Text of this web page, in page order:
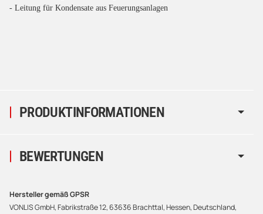
PRODUKTINFORMATIONEN
- Leitung für Kondensate aus Feuerungsanlagen
BEWERTUNGEN
Hersteller gemäß GPSR
VONLIS GmbH, Fabrikstraße 12, 63636 Brachttal, Hessen, Deutschland,